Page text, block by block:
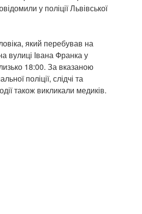
у поліції Львівської
який перебував на
вулиці Івана Франка у
18:00. За вказаною
поліції, слідчі та
також викликали медиків.